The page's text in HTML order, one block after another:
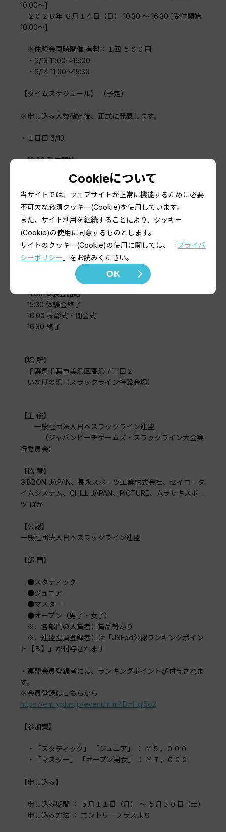
10:00～]
２０２６年 ６月１４日（日） 10:30 ～ 16:30 [受付開始
10:00～]
※体験会同時開催 有料：１回 ５００円
・6/13 11:00～16:00
・6/14 11:00～15:30
【タイムスケジュール】 （予定）
※申し込み人数確定後、正式に発表します。
・１日目 6/13
10:00 受付開始
10:45 試合開始
11:00 体験会開始
16:00 体験会終了
16:30 終了
・２日目 6/14
10:00 受付開始
11:00 体験会開始
15:30 体験会終了
16:00 表彰式・閉会式
16:30 終了
【場 所】
千葉県千葉市美浜区高浜７丁目２
いなげの浜（スラックライン特設会場）
【主 催】
一般社団法人日本スラックライン連盟
（ジャパンビーチゲームズ・スラックライン大会実
行委員会）
【協 賛】
GIBBON JAPAN、長永スポーツ工業株式会社、セイコータ
イムシステム、CHILL JAPAN、PICTURE、ムラサキスポー
ツ ほか
【公認】
一般社団法人日本スラックライン連盟
【部 門】
●スタティック
●ジュニア
●マスター
●オープン（男子・女子）
※．各部門の入賞者に賞品等あり
※．連盟会員登録者には「JSFed公認ランキングポイン
ト【Ｂ】」が付与されます
・連盟会員登録者には、ランキングポイントが付与されま
す。
※会員登録はこちらから
https://entryplus.jp/event.html?ID=Hql5o2
【参加費】
・「スタティック」 「ジュニア」 ： ￥５，０００
・「マスター」 「オープン男女」 ： ￥７，０００
【申し込み】
申し込み期間 ： ５月１１日（月） ～ ５月３０日（土）
申し込み方法 ： エントリープラスより
Cookieについて
当サイトでは、ウェブサイトが正常に機能するために必要
不可欠な必須クッキー(Cookie)を使用しています。
また、サイト利用を継続することにより、クッキー
(Cookie)の使用に同意するものとします。
サイトのクッキー(Cookie)の使用に関しては、「プライバ
シーポリシー 」をお読みください。
OK